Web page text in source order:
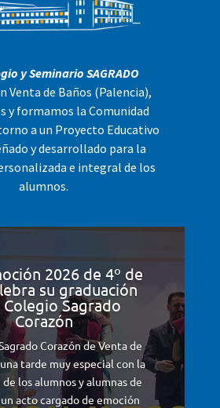
y Seminario SAGRADO
Venta de Baños (Palencia),
y formamos la Comunidad
a un Proyecto Educativo
y desarrollado para la
e integral de los
alumnos.
2026 de 4º de
su graduación
Colegio Sagrado
Corazón
Corazón de Venta de
tarde muy especial con la
los alumnos y alumnas de
un acto cargado de emoción